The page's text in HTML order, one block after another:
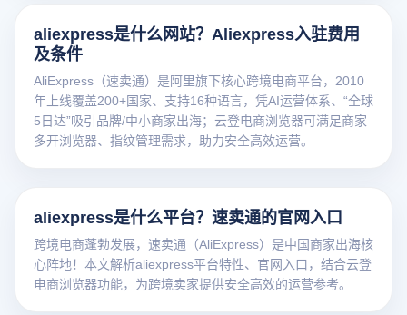
aliexpress是什么网站？Aliexpress入驻费用
及条件
AliExpress（速卖通）是阿里旗下核心跨境电商平台，2010
年上线覆盖200+国家、支持16种语言，凭AI运营体系、“全球
5日达”吸引品牌/中小商家出海；云登电商浏览器可满足商家
多开浏览器、指纹管理需求，助力安全高效运营。
aliexpress是什么平台？速卖通的官网入口
跨境电商蓬勃发展，速卖通（AliExpress）是中国商家出海核
心阵地！本文解析aliexpress平台特性、官网入口，结合云登
电商浏览器功能，为跨境卖家提供安全高效的运营参考。